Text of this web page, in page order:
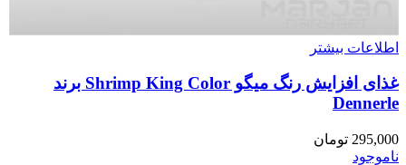
اطلاعات بیشتر
غذای افزایش رنگ میگو Shrimp King Color برند
Dennerle
295,000 تومان
ناموجود